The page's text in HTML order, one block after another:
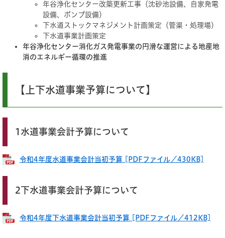
年谷浄化センター改築更新工事（沈砂池設備、自家発電
設備、ポンプ設備）
下水道ストックマネジメント計画策定（管渠・処理場）
下水道事業計画策定
年谷浄化センター消化ガス発電事業の円滑な運営による地産地
消のエネルギー循環の推進
【上下水道事業予算について】
1水道事業会計予算について
令和4年度水道事業会計当初予算 [PDFファイル／430KB]
2下水道事業会計予算について
令和4年度下水道事業会計当初予算 [PDFファイル／412KB]